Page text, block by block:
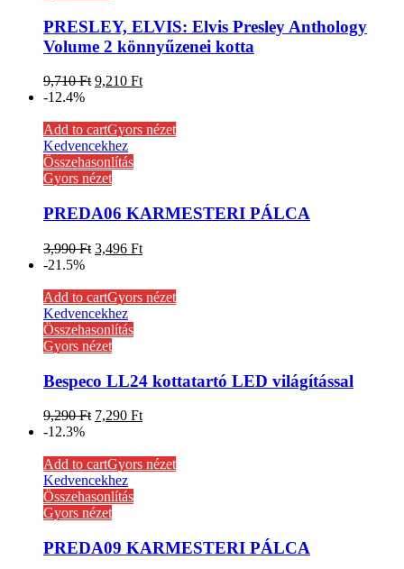
PRESLEY, ELVIS: Elvis Presley Anthology
Volume 2 könnyűzenei kotta
9,710Ft 9,210 Ft
-12.4%
Add to cartGyors nézet
Kedvencekhez
Összehasonlítás
Gyors nézet
PREDA06 KARMESTERI PÁLCA
3,990Ft 3,496 Ft
-21.5%
Add to cartGyors nézet
Kedvencekhez
Összehasonlítás
Gyors nézet
Bespeco LL24 kottatartó LED világítással
9,290Ft 7,290 Ft
-12.3%
Add to cartGyors nézet
Kedvencekhez
Összehasonlítás
Gyors nézet
PREDA09 KARMESTERI PÁLCA